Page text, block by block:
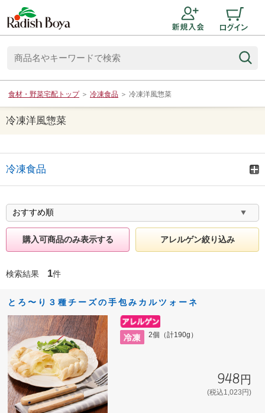
食材・野菜宅配トップ＞冷凍食品 ＞冷凍洋風惣菜
冷凍洋風惣菜
冷凍食品
購入可商品のみ表示する アレルゲン絞り込み
検索結果 1件
とろ〜り３種チーズの手包みカルツォーネ
2個（計190g）
948円
(税込1,023円)